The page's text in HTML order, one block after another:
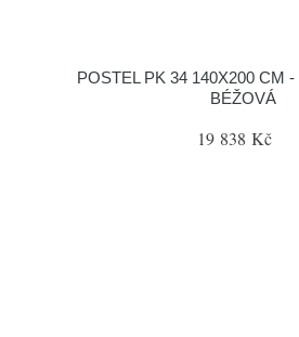
POSTEL PK 34 140X200 CM
BÉŽOVÁ
19 838 Kč